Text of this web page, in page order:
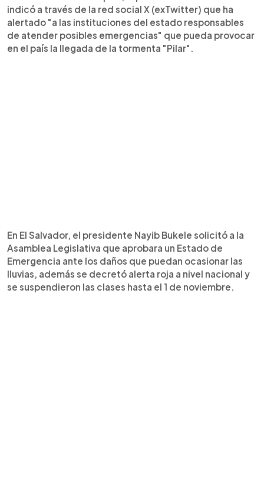
indicó a través de la red social X (exTwitter) que ha
alertado "a las instituciones del estado responsables
de atender posibles emergencias" que pueda provocar
en el país la llegada de la tormenta "Pilar".
En El Salvador, el presidente Nayib Bukele solicitó a la
Asamblea Legislativa que aprobara un Estado de
Emergencia ante los daños que puedan ocasionar las
lluvias, además se decretó alerta roja a nivel nacional y
se suspendieron las clases hasta el 1 de noviembre.